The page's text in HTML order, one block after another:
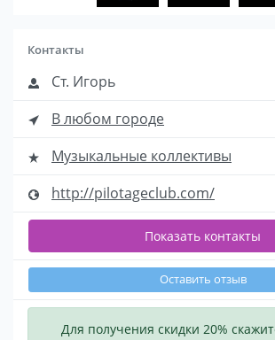
Контакты
Ст. Игорь
В любом городе
Музыкальные коллективы
http://pilotageclub.com/
Показать контакты
Оставить отзыв
Для получения скидки 20%